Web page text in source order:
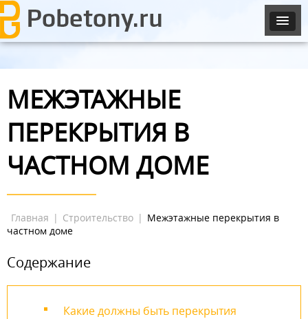
МЕЖЭТАЖНЫЕ
ПЕРЕКРЫТИЯ В
ЧАСТНОМ ДОМЕ
Главная | Строительство | Межэтажные перекрытия в
частном доме
Содержание
Какие должны быть перекрытия